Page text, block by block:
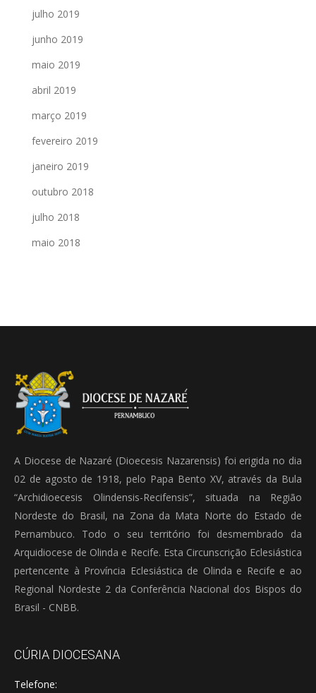
julho 2019
junho 2019
maio 2019
abril 2019
março 2019
fevereiro 2019
janeiro 2019
outubro 2018
julho 2018
maio 2018
A Diocese de Nazaré (Dioecesis Nazarensis) foi erigida no dia
02 de agosto de 1918, pelo Papa Bento XV, através da Bula
“Archidioecesis Olindensis-Recifensis”, situada na Região
Nordeste do Brasil, na Zona da Mata Norte do Estado de
Pernambuco. Todo o seu território foi desmembrado da
Arquidiocese de Olinda e Recife. Esta Circunscrição Eclesiástica
pertencente à Província Eclesiástica de Olinda e Recife e ao
Regional Nordeste 2 da Conferência Nacional dos Bispos do
Brasil - CNBB.
CÚRIA DIOCESANA
Telefone: